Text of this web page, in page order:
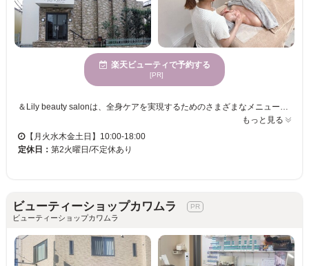
楽天ビューティで予約する
[PR]
＆Lily beauty salonは、全身ケアを実現するためのさまざまなメニューを提供しています。おひとりおひとりのニーズに応じたサービスを受けられるこのサロンでは、身体の可動域を広げるケアを中心に、コリの緩和や冷え・むくみの改善、そしてリラックスしたひとときをお楽しみいただけます。個室での施術は、ストレス解消にも最適で、心身ともにスッキリとした時間を過ごせるでしょう。多様な年齢層にご利用いただけるこの場所で日常から一歩離れ、自分自身にご褒美を与えてみてはいかがでしょうか。＆Lily beauty salonで、心身をリフレッシュできるひとときをお過ごしください。
もっと見る
【月火水木金土日】10:00-18:00
定休日： 第2火曜日/不定休あり
ビューティーショップカワムラ
ビューティーショップカワムラ